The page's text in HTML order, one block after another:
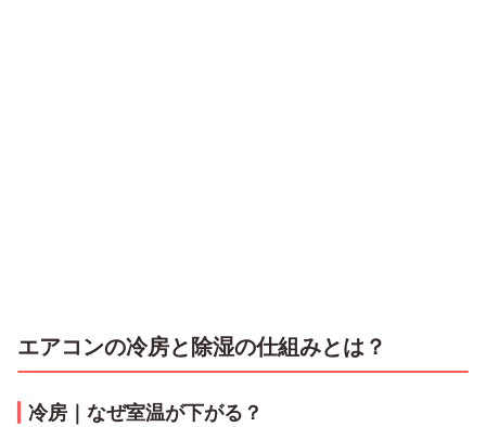
エアコンの冷房と除湿の仕組みとは？
冷房｜なぜ室温が下がる？